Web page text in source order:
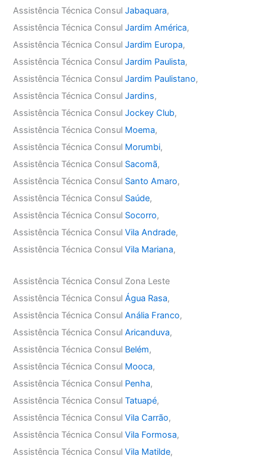
Assistência Técnica ConsulJabaquara,
Assistência Técnica ConsulJardim América,
Assistência Técnica ConsulJardim Europa,
Assistência Técnica ConsulJardim Paulista,
Assistência Técnica ConsulJardim Paulistano,
Assistência Técnica ConsulJardins,
Assistência Técnica ConsulJockey Club,
Assistência Técnica Consul Moema,
Assistência Técnica Consul Morumbi,
Assistência Técnica Consul Sacomã,
Assistência Técnica Consul Santo Amaro,
Assistência Técnica Consul Saúde,
Assistência Técnica Consul Socorro,
Assistência Técnica ConsulVila Andrade,
Assistência Técnica ConsulVila Mariana,
Assistência Técnica Consul Zona Leste
Assistência Técnica ConsulÁgua Rasa,
Assistência Técnica ConsulAnália Franco,
Assistência Técnica ConsulAricanduva,
Assistência Técnica Consul Belém,
Assistência Técnica Consul Mooca,
Assistência Técnica Consul Penha,
Assistência Técnica ConsulTatuapé,
Assistência Técnica ConsulVila Carrão,
Assistência Técnica ConsulVila Formosa,
Assistência Técnica ConsulVila Matilde,